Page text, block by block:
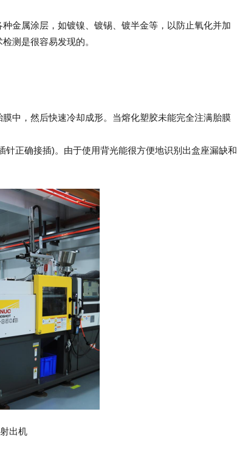
金属涂层，‌如镀镍、‌镀锡、‌镀半金等，‌以防止氧化并加
测是很容易发现的。
中，然后快速冷却成形。当熔化塑胶未能完全注满胎膜
正确接插)。由于使用背光能很方便地识别出盒座漏缺和
出机